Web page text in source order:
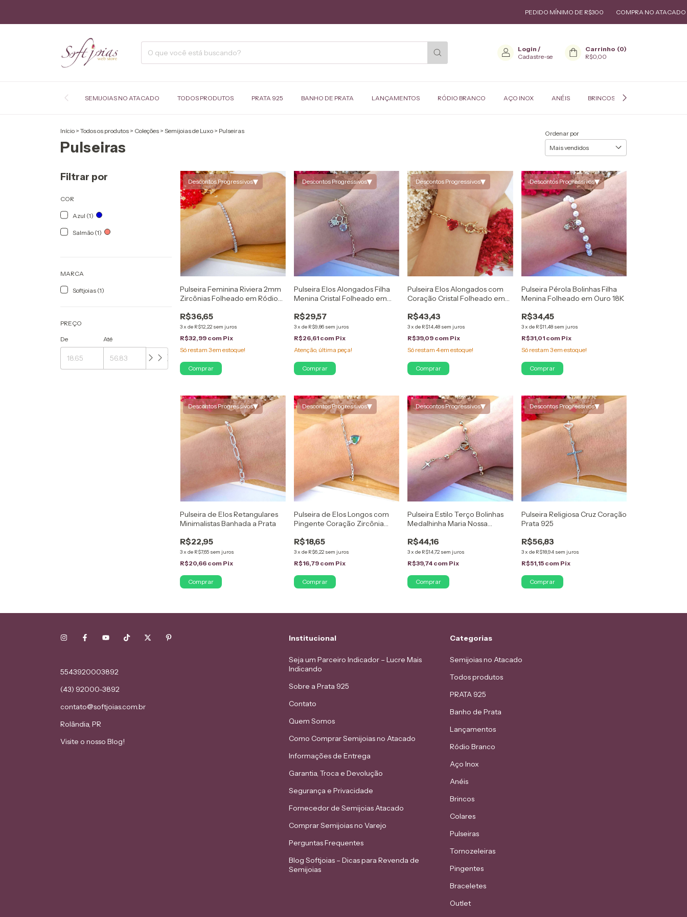
PEDIDO MÍNIMO DE R$300 COMPRA NO ATACADO
Login /
Cadastre-se
Carrinho (0)
R$0,00
SEMIJOIAS NO ATACADO TODOS PRODUTOS PRATA 925 BANHO DE PRATA LANÇAMENTOS RÓDIO BRANCO AÇO INOX ANÉIS BRINCOS
Início > Todos os produtos > Coleções > Semijoias de Luxo > Pulseiras
Pulseiras
Ordenar por
Filtrar por
COR
Azul (1)
Salmão (1)
MARCA
Softjoias (1)
PREÇO
De Até
Descontos Progressivos▾
Pulseira Feminina Riviera 2mm
Zircônias Folheado em Ródio
R$36,65
3xde R$12,22 sem juros
R$32,99 com Pix
Só restam3em estoque!
Descontos Progressivos▾
Pulseira Elos Alongados Filha
Menina Cristal Folheado em
R$29,57
3x de R$9,86 sem juros
R$26,61 com Pix
Atenção, última peça!
Descontos Progressivos▾
Pulseira Elos Alongados com
Coração Cristal Folheado em
R$43,43
3xde R$14,48 sem juros
R$39,09 com Pix
Só restam4em estoque!
Comprar
Descontos Progressivos▾
Pulseira Pérola Bolinhas Filha
Menina Folheado em Ouro 18K
R$34,45
3x de R$11,48 sem juros
R$31,01 com Pix
Só restam 3em estoque!
Descontos Progressivos▾
Pulseira de Elos Retangulares
Minimalistas Banhada a Prata
R$22,95
3xde R$7,65 sem juros
R$20,66 com Pix
Descontos Progressivos▾
Pulseira de Elos Longos com
Pingente Coração Zircônia
R$18,65
3x de R$6,22 sem juros
R$16,79 com Pix
Descontos Progressivos▾
Pulseira Estilo Terço Bolinhas
Medalhinha Maria Nossa
18K
R$44,16
3xde R$14,72 sem juros
R$39,74 com Pix
Descontos Progressivos▾
Pulseira Religiosa Cruz Coração
Prata 925
R$56,83
3x de R$18,94 sem juros
R$51,15 com Pix
5543920003892
(43) 92000-3892
contato@softjoias.com.br
Rolândia, PR
Visite o nosso Blog!
Institucional
Seja um Parceiro Indicador – Lucre Mais
Indicando
Sobre a Prata 925
Contato
Quem Somos
Como Comprar Semijoias no Atacado
Informações de Entrega
Garantia, Troca e Devolução
Segurança e Privacidade
Fornecedor de Semijoias Atacado
Comprar Semijoias no Varejo
Perguntas Frequentes
Blog Softjoias – Dicas para Revenda de
Semijoias
Categorias
Semijoias no Atacado
Todos produtos
PRATA 925
Banho de Prata
Lançamentos
Ródio Branco
Aço Inox
Anéis
Brincos
Colares
Pulseiras
Tornozeleiras
Pingentes
Braceletes
Outlet